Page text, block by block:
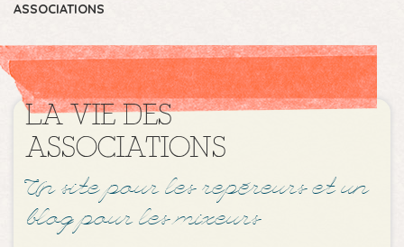
ASSOCIATIONS
LA VIE DES
ASSOCIATIONS
Un site pour les repéreurs et un
blog pour les mixeurs